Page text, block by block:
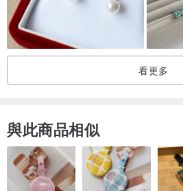
思樂冰漫畫
由一個從香港嫁來台灣的女生開創的品牌
也許
滿腦子都是創作的畫面
看更多
與此商品相似